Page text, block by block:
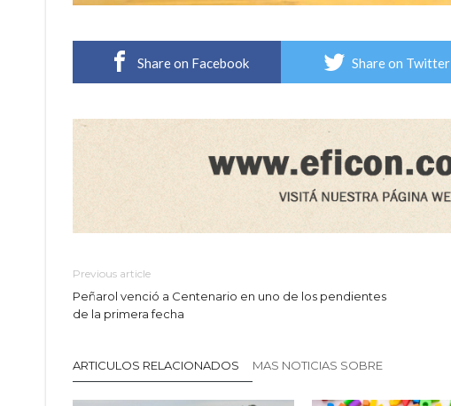
Share on Facebook Share on Twitter
Previous article
Peñarol venció a Centenario en uno de los pendientes
de la primera fecha
ARTICULOS RELACIONADOS MAS NOTICIAS SOBRE